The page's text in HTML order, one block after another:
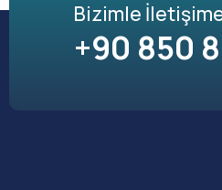
Bizimle
+90 850